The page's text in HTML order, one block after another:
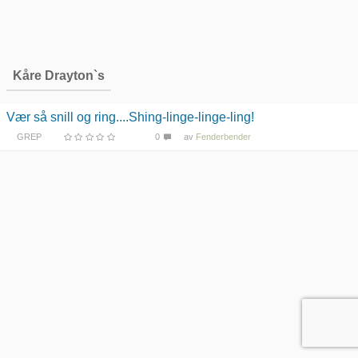
Kåre Drayton`s
Vær så snill og ring....Shing-linge-linge-ling!
GREP 0 av Fenderbender